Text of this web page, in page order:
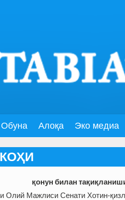
Обуна Алоқа Эко медиа
қонун билан
Олий Мажлиси Сенати Хотин-